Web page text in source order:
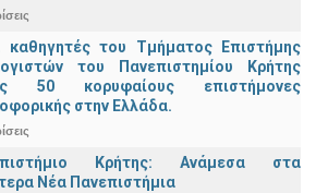
καθηγητές του Τμήματος Επιστήμης
του Πανεπιστημίου Κρήτης
50 κορυφαίους επιστήμονες
στην Ελλάδα.
Κρήτης: Ανάμεσα στα
Νέα Πανεπιστήμια